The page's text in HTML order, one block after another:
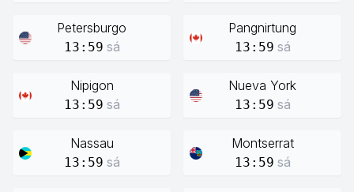
Petersburgo
13:59 sá
Pangnirtung
13:59 sá
Nipigon
13:59 sá
Nueva York
13:59 sá
Nassau
13:59 sá
Montserrat
13:59 sá